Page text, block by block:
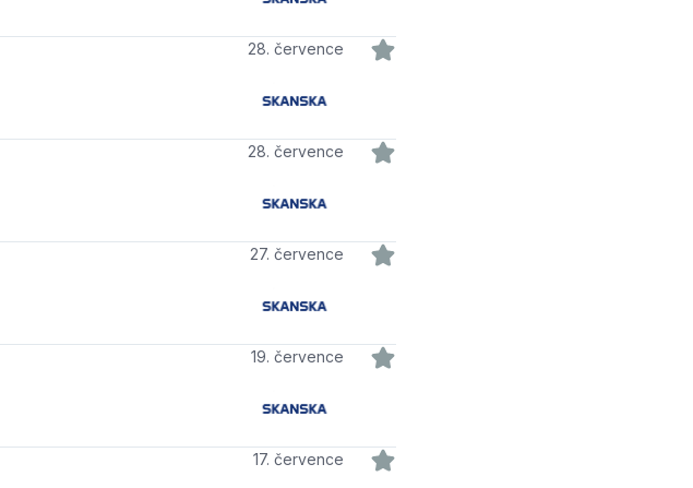
28. července
28. července
27. července
19. července
17. července